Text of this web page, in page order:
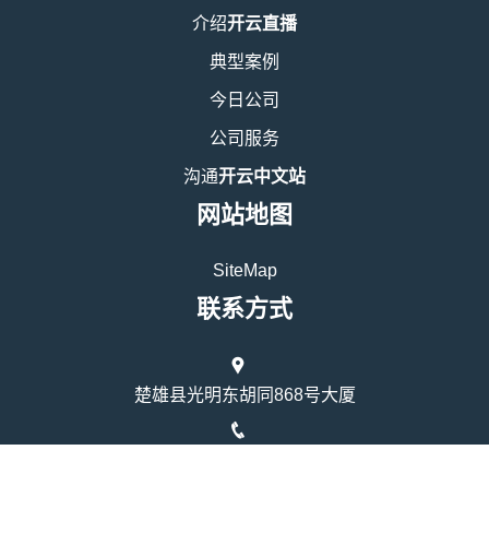
介绍开云直播
典型案例
今日公司
公司服务
沟通开云中文站
网站地图
SiteMap
联系方式
楚雄县光明东胡同868号大厦